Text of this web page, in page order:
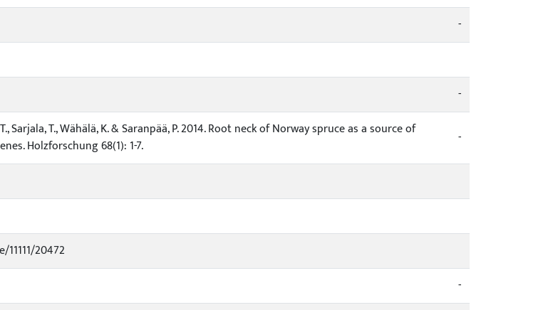
-
-
Sarjala, T., Wähälä, K. & Saranpää, P. 2014. Root neck of Norway spruce as a source of
Holzforschung 68(1): 1-7.
-
20472
-